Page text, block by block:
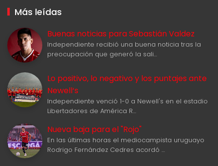
Más leídas
Buenas noticias para Sebastián Valdez
Independiente recibió una buena noticia tras la
preocupación que generó la sali…
Lo positivo, lo negativo y los puntajes ante
Newell‘s
Independiente venció 1-0 a Newell's en el estadio
Libertadores de América R…
Nueva baja para el "Rojo"
En las últimas horas el mediocampista uruguayo
Rodrigo Fernández Cedres acordó …